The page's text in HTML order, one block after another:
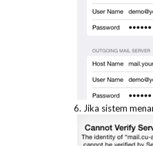
6. Jika sistem